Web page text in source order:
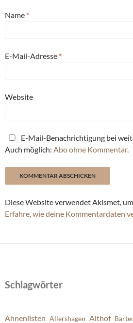
Name *
E-Mail-Adresse *
Website
E-Mail-Benachrichtigung bei
Auch möglich: Abo ohne Kommentar.
Diese Website verwendet Akismet,
Erfahre, wie deine Kommentardaten
Schlagwörter
Ahnenlisten Allershagen Althof